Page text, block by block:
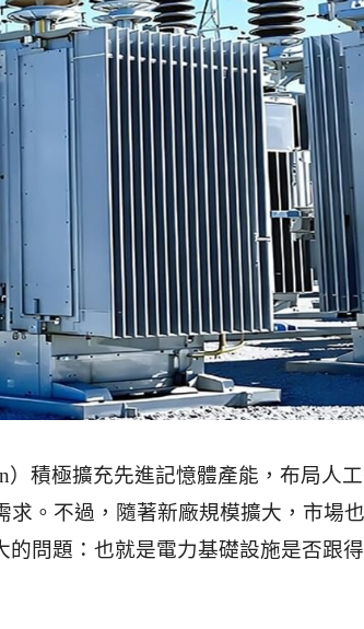
積極擴充先進記憶體產能，布局人
。不過，隨著新廠規模擴大，市場
的問題：也就是電力基礎設施是否跟